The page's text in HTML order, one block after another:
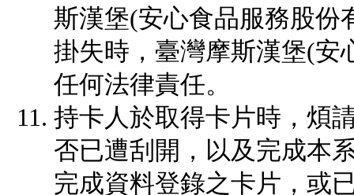
斯漢堡(安心食品服務股份
掛失時，臺灣摩斯漢堡(安
任何法律責任。
持卡人於取得卡片時，煩
否已遭刮開，以及完成本
完成資料登錄之卡片，或